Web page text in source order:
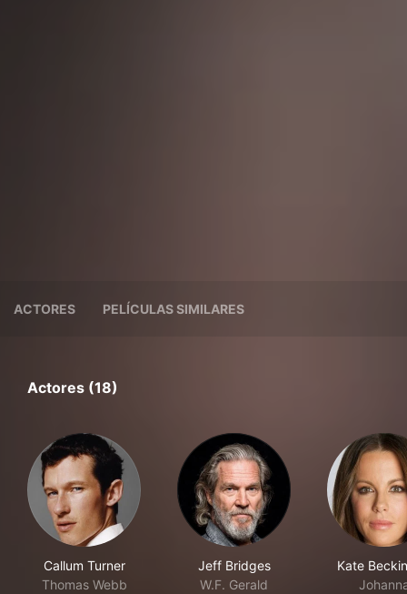
ACTORES PELÍCULAS SIMILARES
Actores (18)
Callum Turner
Thomas Webb
Jeff Bridges
W.F. Gerald
Kate